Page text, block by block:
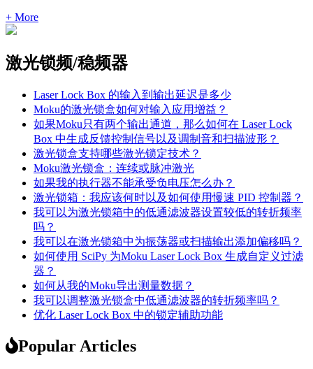
+ More
激光锁频/稳频器
Laser Lock Box 的输入到输出延迟是多少
Moku的激光锁盒如何对输入应用增益？
如果Moku只有两个输出通道，那么如何在 Laser Lock
Box 中生成反馈控制信号以及调制音和扫描波形？
激光锁盒支持哪些激光锁定技术？
Moku激光锁盒：连续或脉冲激光
如果我的执行器不能承受负电压怎么办？
激光锁箱：我应该何时以及如何使用慢速 PID 控制器？
我可以为激光锁箱中的低通滤波器设置较低的转折频率
吗？
我可以在激光锁箱中为振荡器或扫描输出添加偏移吗？
如何使用 SciPy 为Moku Laser Lock Box 生成自定义过滤
器？
如何从我的Moku导出测量数据？
我可以调整激光锁盒中低通滤波器的转折频率吗？
优化 Laser Lock Box 中的锁定辅助功能
Popular Articles